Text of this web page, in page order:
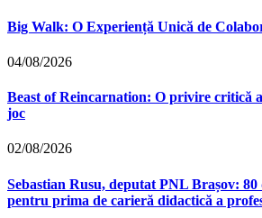
Big Walk: O Experiență Unică de
04/08/2026
Beast of Reincarnation: O privire critică
joc
02/08/2026
Sebastian Rusu, deputat PNL Brașov: 80
pentru prima de carieră didactică a